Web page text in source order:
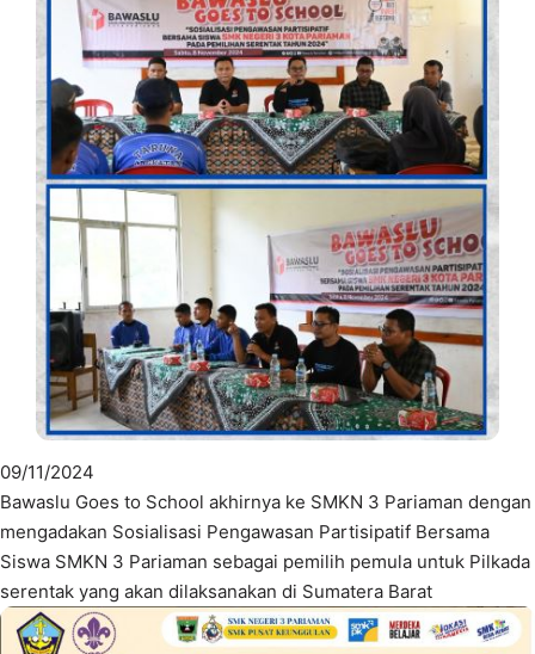
09/11/2024
Bawaslu Goes to School akhirnya ke SMKN 3 Pariaman dengan
mengadakan Sosialisasi Pengawasan Partisipatif Bersama
Siswa SMKN 3 Pariaman sebagai pemilih pemula untuk Pilkada
serentak yang akan dilaksanakan di Sumatera Barat